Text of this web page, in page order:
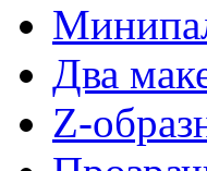
Два
Z-